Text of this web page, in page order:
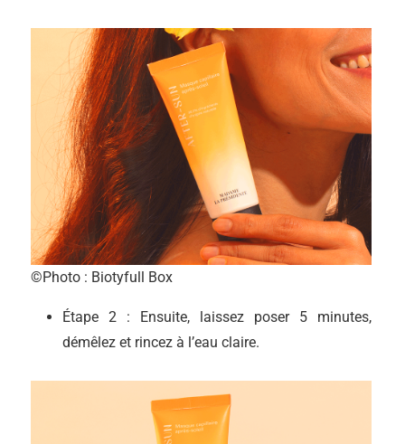
©Photo : Biotyfull Box
Étape 2 : Ensuite, laissez poser 5 minutes,
démêlez et rincez à l’eau claire.